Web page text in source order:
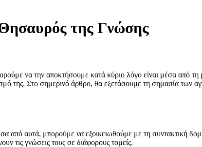
της Γνώσης
να την αποκτήσουμε κατά κύριο λόγο είναι μέσα από
της. Στο σημερινό άρθρο, θα εξετάσουμε τη σημασία των
από αυτά, μπορούμε να εξοικειωθούμε με τη συντακτική
τις γνώσεις τους σε διάφορους τομείς.